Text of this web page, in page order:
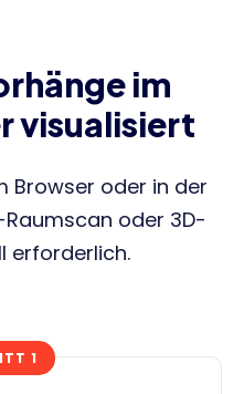
im
visualisiert
Browser oder in der
oder 3D-
erforderlich.
1